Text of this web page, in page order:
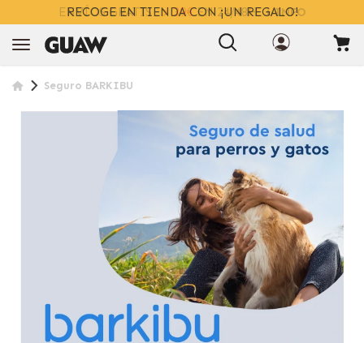
ENVÍOS GRATIS > 39€EN 24/48H+ INFO
Seguro BARKIBU